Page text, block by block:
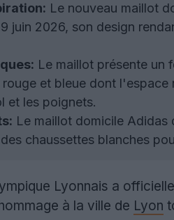
Le nouveau maillot
juin 2026, son design
Le maillot présente un
et bleue dont
et les poignets.
Le maillot domicile
chaussettes blanches
Lyonnais a
à la ville de Lyon